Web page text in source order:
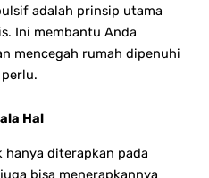
adalah prinsip utama
Ini membantu Anda
mencegah rumah dipenuhi
Hal
diterapkan pada
bisa menerapkannya